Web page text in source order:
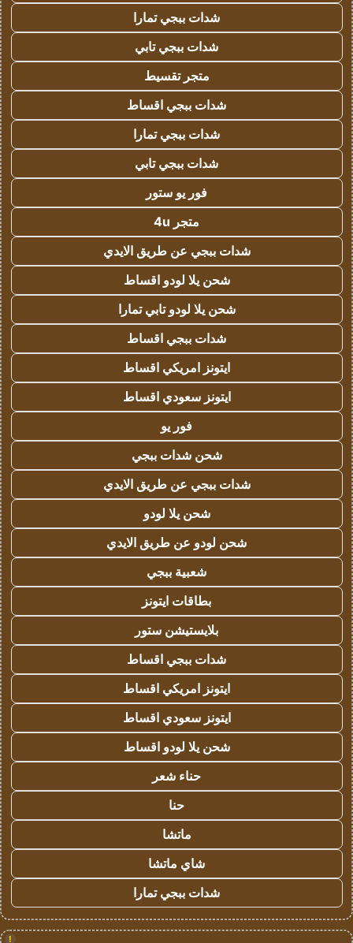
شدات ببجي تمارا
شدات ببجي تابي
متجر تقسيط
شدات ببجي اقساط
شدات ببجي تمارا
شدات ببجي تابي
فور يو ستور
متجر 4u
شدات ببجي عن طريق الايدي
شحن يلا لودو اقساط
شحن يلا لودو تابي تمارا
شدات ببجي اقساط
ايتونز امريكي اقساط
ايتونز سعودي اقساط
فور يو
شحن شدات ببجي
شدات ببجي عن طريق الايدي
شحن يلا لودو
شحن لودو عن طريق الايدي
شعبية ببجي
بطاقات ايتونز
بلايستيشن ستور
شدات ببجي اقساط
ايتونز امريكي اقساط
ايتونز سعودي اقساط
شحن يلا لودو اقساط
حناء شعر
حنا
ماتشا
شاي ماتشا
شدات ببجي تمارا
!